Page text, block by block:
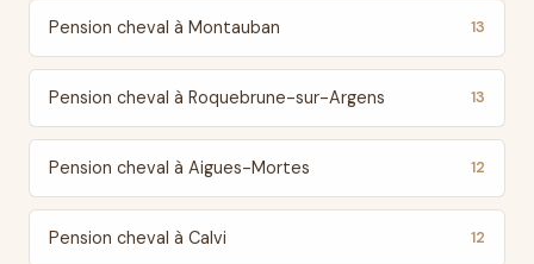
Pension cheval à Montauban 13
Pension cheval à Roquebrune-sur-Argens 13
Pension cheval à Aigues-Mortes 12
Pension cheval à Calvi 12